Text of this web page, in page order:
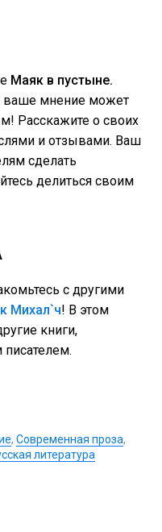
Маяк в пустыне.
ваше мнение может
Расскажите о своих
и отзывами. Ваш
сделать
делиться своим
с другими
Михал`ч! В этом
книги,
, Современная проза,
литература